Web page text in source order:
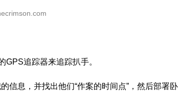
GPS追踪器来追踪扒手。
信息，并找出他们“作案的时间点”，然后部署卧